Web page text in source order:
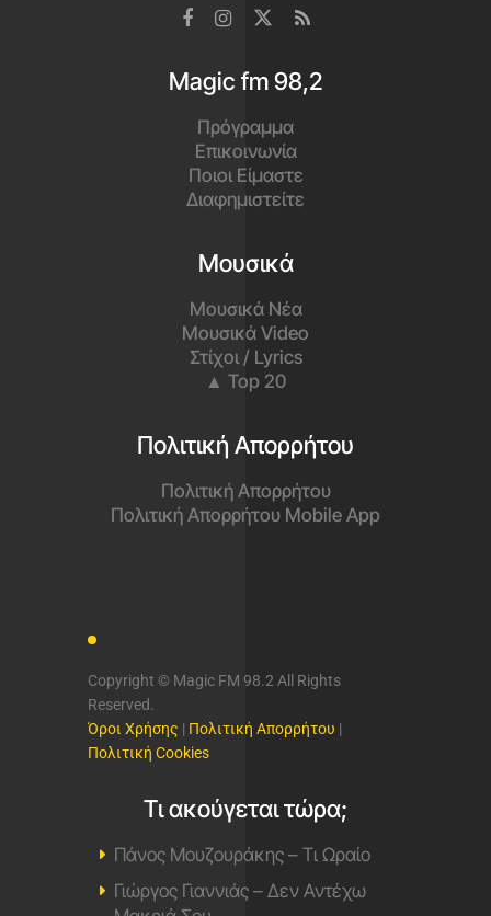
Magic fm 98,2
Πρόγραμμα
Επικοινωνία
Ποιοι Είμαστε
Διαφημιστείτε
Μουσικά
Μουσικά Νέα
Μουσικά Video
Στίχοι / Lyrics
▲ Top 20
Πολιτική Απορρήτου
Πολιτική Απορρήτου
Πολιτική Απορρήτου Mobile App
Copyright © Magic FM 98.2 All Rights
Reserved.
Όροι Χρήσης | Πολιτική Απορρήτου |
Πολιτική Cookies
Τι ακούγεται τώρα;
Πάνος Μουζουράκης – Τι Ωραίο
Γιώργος Γιαννιάς – Δεν Αντέχω